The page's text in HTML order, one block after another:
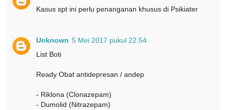
Kasus spt ini perlu penanganan khusus di Psikiater
Unknown 5 Mei 2017 pukul 22.54
List Boti
Ready Obat antidepresan / andep
- Riklona (Clonazepam)
- Dumolid (Nitrazepam)